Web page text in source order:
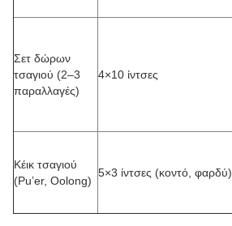
Σετ δώρων
τσαγιού (2–3
παραλλαγές)
4×10 ίντσες
Κέικ τσαγιού
(Pu’er, Oolong)
5×3 ίντσες (κοντό, φαρδύ)